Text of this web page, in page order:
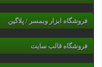
فروشگاه ابزار وبمسر / پلاگین
فروشگاه قالب سایت